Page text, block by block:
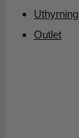
Uthyrning
Outlet